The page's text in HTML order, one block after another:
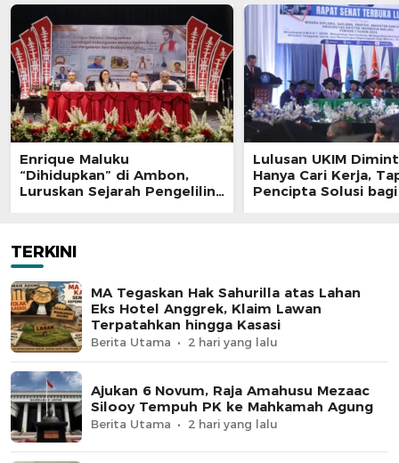
Enrique Maluku
“Dihidupkan” di Ambon,
Luruskan Sejarah Pengeliling
Lulusan UKIM
Hanya Cari Kerja,
Pencipta Solusi
TERKINI
MA Tegaskan Hak Sahurilla atas Lahan
Eks Hotel Anggrek, Klaim Lawan
Terpatahkan hingga Kasasi
Berita Utama 2 hari yang lalu
Ajukan 6 Novum, Raja Amahusu Mezaac
Silooy Tempuh PK ke Mahkamah Agung
Berita Utama 2 hari yang lalu